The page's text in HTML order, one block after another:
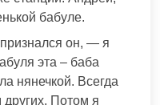
бабуле.
он, — я
эта – баба
нянечкой. Всегда
Потом я